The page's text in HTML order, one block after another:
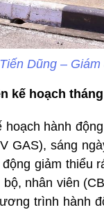
Dũng –
kế hoạch
hành
GAS), sáng
giảm thiểu
nhân viên
trình hành